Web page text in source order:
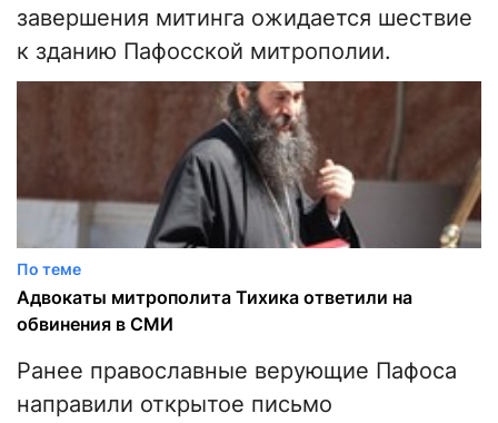
завершения митинга ожидается шествие
к зданию Пафосской митрополии.
По теме
Адвокаты митрополита Тихика ответили на
обвинения в СМИ
Ранее православные верующие Пафоса
направили открытое письмо